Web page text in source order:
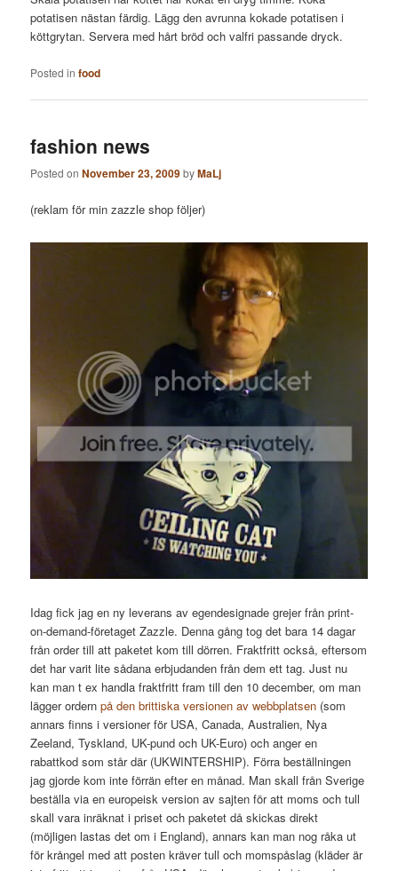
potatisen nästan färdig. Lägg den avrunna kokade potatisen i
köttgrytan. Servera med hårt bröd och valfri passande dryck.
Posted in food
fashion news
Posted onNovember 23, 2009byMaLj
(reklam för min zazzle shop följer)
Idag fick jag en ny leverans av egendesignade grejer från print-
on-demand-företaget Zazzle. Denna gång tog det bara 14 dagar
från order till att paketet kom till dörren. Fraktfritt också, eftersom
det har varit lite sådana erbjudanden från dem ett tag. Just nu
kan man t ex handla fraktfritt fram till den 10 december, om man
lägger ordernpå den brittiska versionen av webbplatsen (som
annars finns i versioner för USA, Canada, Australien, Nya
Zeeland, Tyskland, UK-pund och UK-Euro) och anger en
rabattkod som står där (UKWINTERSHIP). Förra beställningen
jag gjorde kom inte förrän efter en månad. Man skall från Sverige
beställa via en europeisk version av sajten för att moms och tull
skall vara inräknat i priset och paketet då skickas direkt
(möjligen lastas det om i England), annars kan man nog råka ut
för krångel med att posten kräver tull och momspåslag (kläder är